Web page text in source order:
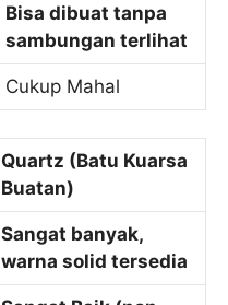
Bisa dibuat tanpa
sambungan terlihat
Cukup Mahal
Quartz (Batu Kuarsa
Buatan)
Sangat banyak,
warna solid tersedia